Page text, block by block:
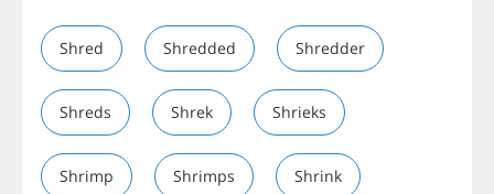
Shred Shredded Shredder
Shreds Shrek Shrieks
Shrimp Shrimps Shrink